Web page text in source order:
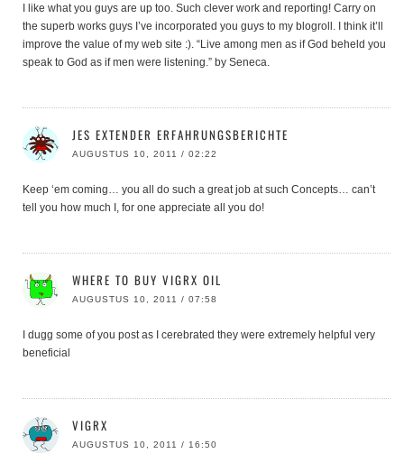
I like what you guys are up too. Such clever work and reporting! Carry on
the superb works guys I’ve incorporated you guys to my blogroll. I think it’ll
improve the value of my web site :). “Live among men as if God beheld you
speak to God as if men were listening.” by Seneca.
JES EXTENDER ERFAHRUNGSBERICHTE
AUGUSTUS 10, 2011 / 02:22
Keep ‘em coming… you all do such a great job at such Concepts… can’t
tell you how much I, for one appreciate all you do!
WHERE TO BUY VIGRX OIL
AUGUSTUS 10, 2011 / 07:58
I dugg some of you post as I cerebrated they were extremely helpful very
beneficial
VIGRX
AUGUSTUS 10, 2011 / 16:50